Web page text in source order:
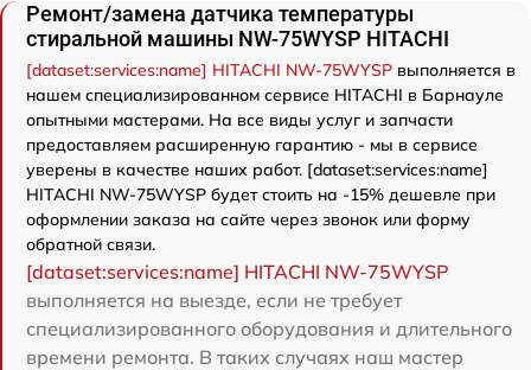
Ремонт/замена датчика температуры
стиральной машины NW-75WYSP HITACHI
[dataset:services:name] HITACHI NW-75WYSP выполняется в
нашем специализированном сервисе HITACHI в Барнауле
опытными мастерами. На все виды услуг и запчасти
предоставляем расширенную гарантию - мы в сервисе
уверены в качестве наших работ. [dataset:services:name]
HITACHI NW-75WYSP будет стоить на -15% дешевле при
оформлении заказа на сайте через звонок или форму
обратной связи.
[dataset:services:name] HITACHI NW-75WYSP
выполняется на выезде, если не требует
специализированного оборудования и длительного
времени ремонта. В таких случаях наш мастер